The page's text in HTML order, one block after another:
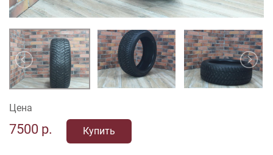
Цена
7500 р. Купить